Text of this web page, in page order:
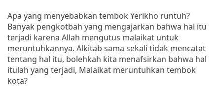
Apa yang menyebabkan tembok Yerikho runtuh?
Banyak pengkotbah yang mengajarkan bahwa hal itu
terjadi karena Allah mengutus malaikat untuk
meruntuhkannya. Alkitab sama sekali tidak mencatat
tentang hal itu, bolehkah kita menafsirkan bahwa hal
itulah yang terjadi, Malaikat meruntuhkan tembok
kota?